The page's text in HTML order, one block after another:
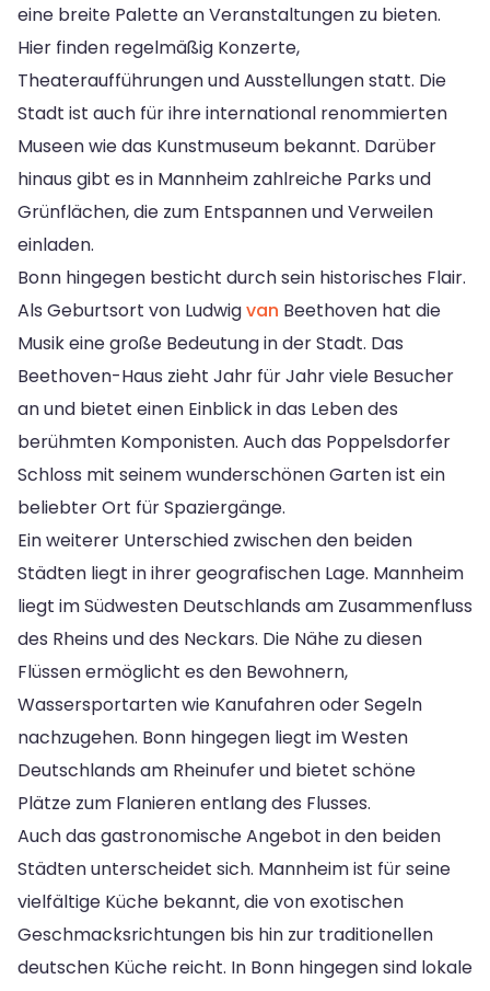
eine breite Palette an Veranstaltungen zu bieten.
Hier finden regelmäßig Konzerte,
Theateraufführungen und Ausstellungen statt. Die
Stadt ist auch für ihre international renommierten
Museen wie das Kunstmuseum bekannt. Darüber
hinaus gibt es in Mannheim zahlreiche Parks und
Grünflächen, die zum Entspannen und Verweilen
einladen.
Bonn hingegen besticht durch sein historisches Flair.
Als Geburtsort von Ludwigvan Beethoven hat die
Musik eine große Bedeutung in der Stadt. Das
Beethoven-Haus zieht Jahr für Jahr viele Besucher
an und bietet einen Einblick in das Leben des
berühmten Komponisten. Auch das Poppelsdorfer
Schloss mit seinem wunderschönen Garten ist ein
beliebter Ort für Spaziergänge.
Ein weiterer Unterschied zwischen den beiden
Städten liegt in ihrer geografischen Lage. Mannheim
liegt im Südwesten Deutschlands am Zusammenfluss
des Rheins und des Neckars. Die Nähe zu diesen
Flüssen ermöglicht es den Bewohnern,
Wassersportarten wie Kanufahren oder Segeln
nachzugehen. Bonn hingegen liegt im Westen
Deutschlands am Rheinufer und bietet schöne
Plätze zum Flanieren entlang des Flusses.
Auch das gastronomische Angebot in den beiden
Städten unterscheidet sich. Mannheim ist für seine
vielfältige Küche bekannt, die von exotischen
Geschmacksrichtungen bis hin zur traditionellen
deutschen Küche reicht. In Bonn hingegen sind lokale